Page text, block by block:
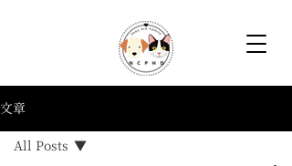
文章
All Posts